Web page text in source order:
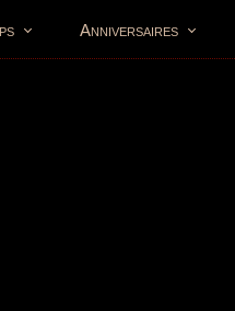
Anniversaires